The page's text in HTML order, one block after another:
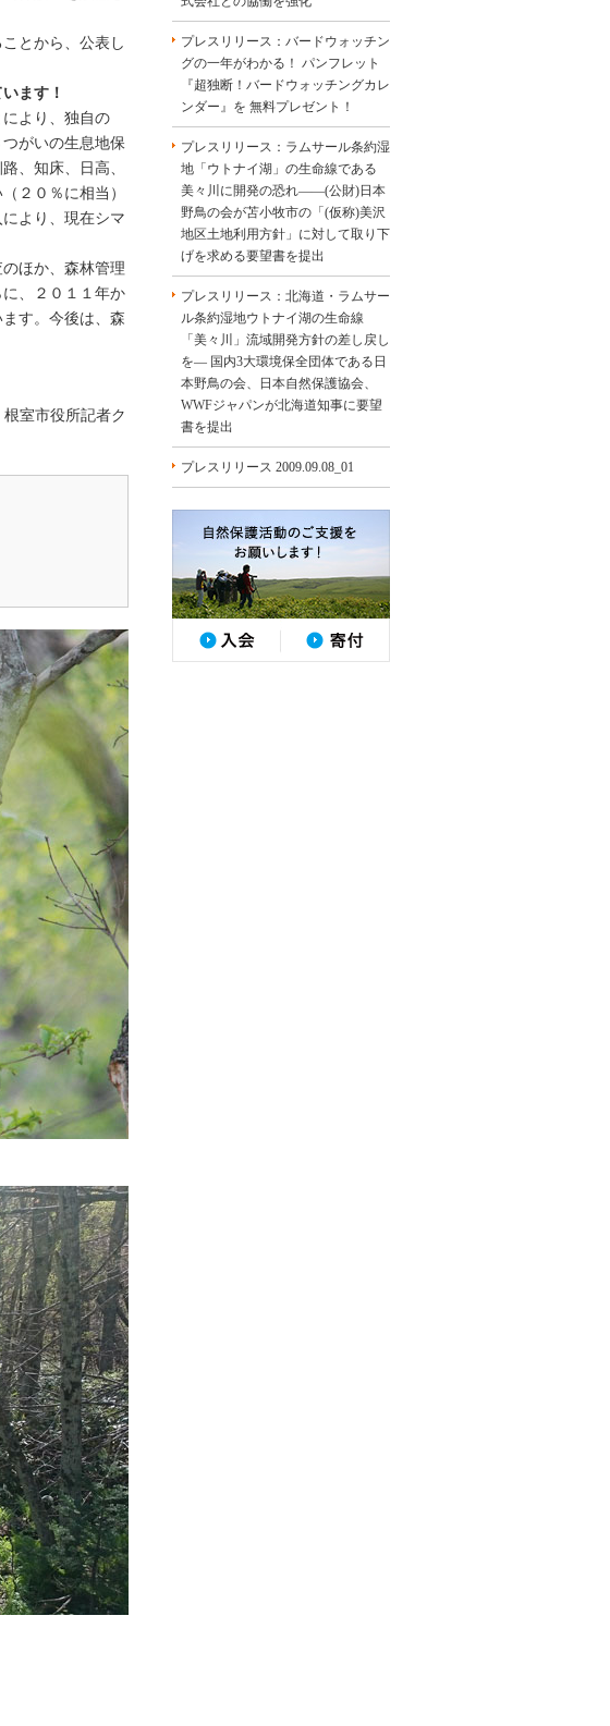
とから、公表し
ます！
より、独自の
がいの生息地保
、知床、日高、
２０％に相当）
より、現在シマ
ほか、森林管理
、２０１１年か
す。今後は、森
室市役所記者ク
プレスリリース：バードウォッチン
グの一年がわかる！ パンフレット
『超独断！バードウォッチングカレ
ンダー』を 無料プレゼント！
プレスリリース：ラムサール条約湿
地「ウトナイ湖」の生命線である
美々川に開発の恐れ――(公財)日本
野鳥の会が苫小牧市の「(仮称)美沢
地区土地利用方針」に対して取り下
げを求める要望書を提出
プレスリリース：北海道・ラムサー
ル条約湿地ウトナイ湖の生命線
「美々川」流域開発方針の差し戻し
を― 国内3大環境保全団体である日
本野鳥の会、日本自然保護協会、
WWFジャパンが北海道知事に要望
書を提出
プレスリリース 2009.09.08_01